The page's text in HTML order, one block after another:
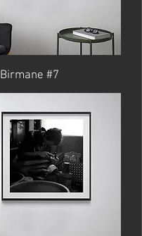
Birmane #7